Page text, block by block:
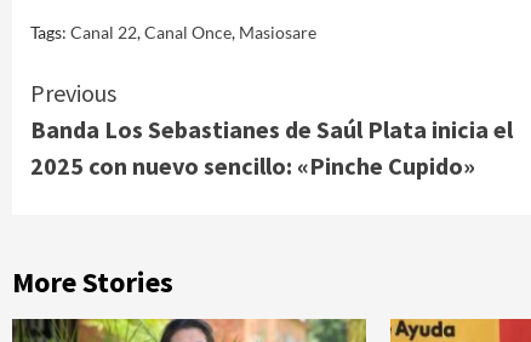
Tags: Canal 22,Canal Once, Masiosare
Continue
Reading
Previous
Banda Los Sebastianes de Saúl Plata inicia el
2025 con nuevo sencillo: «Pinche Cupido»
More Stories